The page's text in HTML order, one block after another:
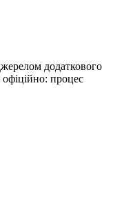
додаткового
процес